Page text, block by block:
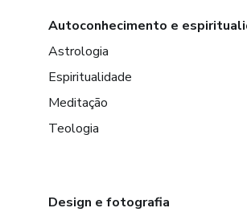
Autoconhecimento e
Astrologia
Espiritualidade
Meditação
Teologia
Design e fotografia